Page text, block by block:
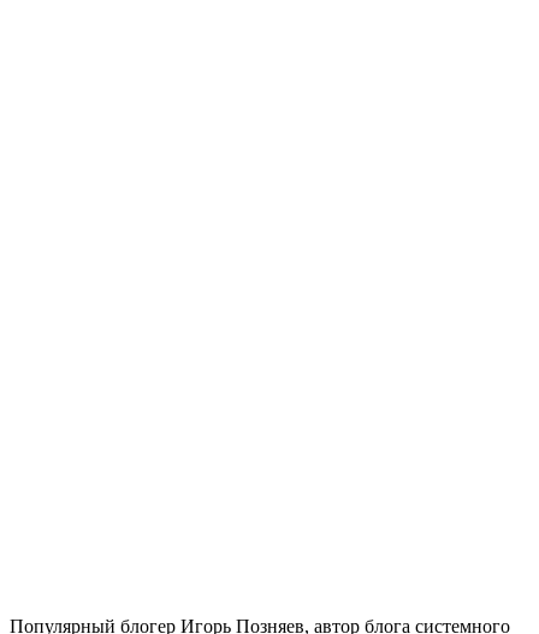
Популярный блогер Игорь Позняев, автор блога системного